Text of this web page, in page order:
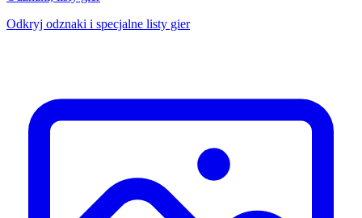
Odkryj odznaki i specjalne listy gier